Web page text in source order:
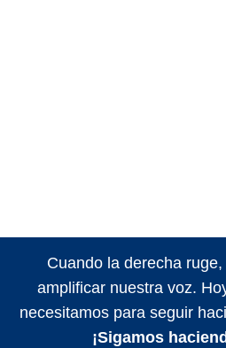
Cuando la derecha
amplificar nuestra voz.
necesitamos para seguir
¡Sigamos